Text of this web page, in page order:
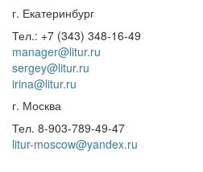
г. Екатеринбург
Тел.: +7 (343) 348-16-49
manager@litur.ru
sergey@litur.ru
irina@litur.ru
г. Москва
Тел. 8-903-789-49-47
litur-moscow@yandex.ru